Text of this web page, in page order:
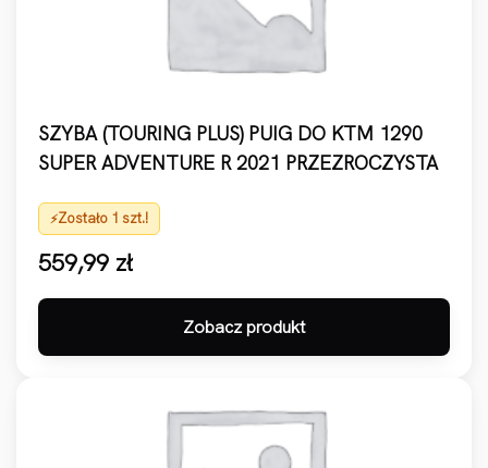
SZYBA (TOURING PLUS) PUIG DO KTM 1290
SUPER ADVENTURE R 2021 PRZEZROCZYSTA
Zostało 1 szt.!
559,99 zł
Zobacz produkt